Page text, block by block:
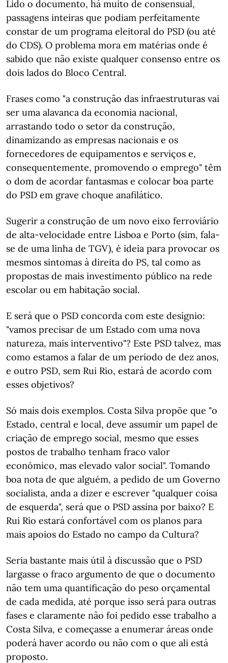
Lido o documento, há muito de consensual,
passagens inteiras que podiam perfeitamente
constar de um programa eleitoral do PSD (ou até
do CDS). O problema mora em matérias onde é
sabido que não existe qualquer consenso entre os
dois lados do Bloco Central.
Frases como "a construção das infraestruturas vai
ser uma alavanca da economia nacional,
arrastando todo o setor da construção,
dinamizando as empresas nacionais e os
fornecedores de equipamentos e serviços e,
consequentemente, promovendo o emprego" têm
o dom de acordar fantasmas e colocar boa parte
do PSD em grave choque anafilático.
Sugerir a construção de um novo eixo ferroviário
de alta-velocidade entre Lisboa e Porto (sim, fala-
se de uma linha de TGV), é ideia para provocar os
mesmos sintomas à direita do PS, tal como as
propostas de mais investimento público na rede
escolar ou em habitação social.
E será que o PSD concorda com este desígnio:
"vamos precisar de um Estado com uma nova
natureza, mais interventivo"? Este PSD talvez, mas
como estamos a falar de um período de dez anos,
e outro PSD, sem Rui Rio, estará de acordo com
esses objetivos?
Só mais dois exemplos. Costa Silva propõe que "o
Estado, central e local, deve assumir um papel de
criação de emprego social, mesmo que esses
postos de trabalho tenham fraco valor
económico, mas elevado valor social". Tomando
boa nota de que alguém, a pedido de um Governo
socialista, anda a dizer e escrever "qualquer coisa
de esquerda", será que o PSD assina por baixo? E
Rui Rio estará confortável com os planos para
mais apoios do Estado no campo da Cultura?
Seria bastante mais útil à discussão que o PSD
largasse o fraco argumento de que o documento
não tem uma quantificação do peso orçamental
de cada medida, até porque isso será para outras
fases e claramente não foi pedido esse trabalho a
Costa Silva, e começasse a enumerar áreas onde
poderá haver acordo ou não com o que ali está
proposto.